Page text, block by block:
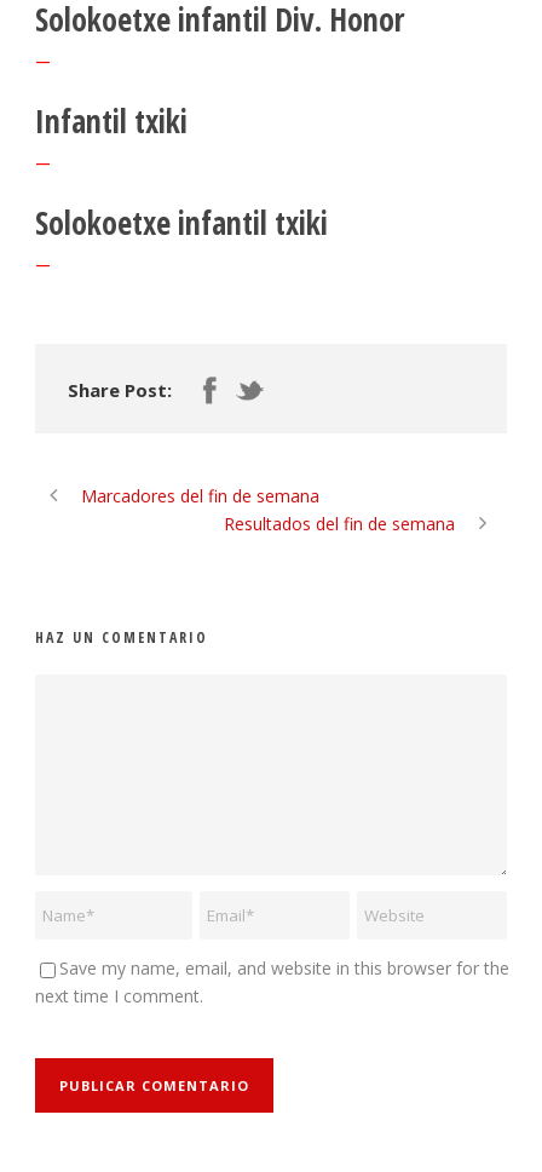
Solokoetxe infantil Div. Honor
–
Infantil txiki
–
Solokoetxe infantil txiki
–
Share Post:
Marcadores del fin de semana
Resultados del fin de semana
HAZ UN COMENTARIO
Save my name, email, and website in this browser for the
next time I comment.